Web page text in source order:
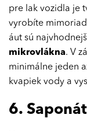
pre lak vozidla je
vyrobíte
áut sú
mikrovlákna. V
minimálne jeden
kvapiek vody a
6. Saponát